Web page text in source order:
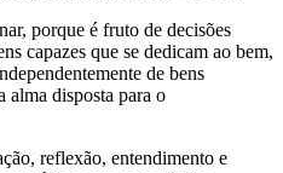
porque é fruto de decisões
capazes que se dedicam ao bem,
de bens
alma disposta para o
reflexão, entendimento e